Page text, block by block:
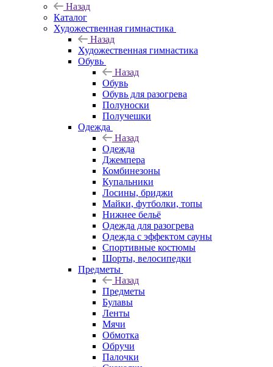
Назад
Каталог
Художественная гимнастика
Назад
Художественная гимнастика
Обувь
Назад
Обувь
Обувь для разогрева
Полуноски
Получешки
Одежда
Назад
Одежда
Джемпера
Комбинезоны
Купальники
Лосины, бриджи
Майки, футболки, топы
Нижнее бельё
Одежда для разогрева
Одежда с эффектом сауны
Спортивные костюмы
Шорты, велосипедки
Предметы
Назад
Предметы
Булавы
Ленты
Мячи
Обмотка
Обручи
Палочки